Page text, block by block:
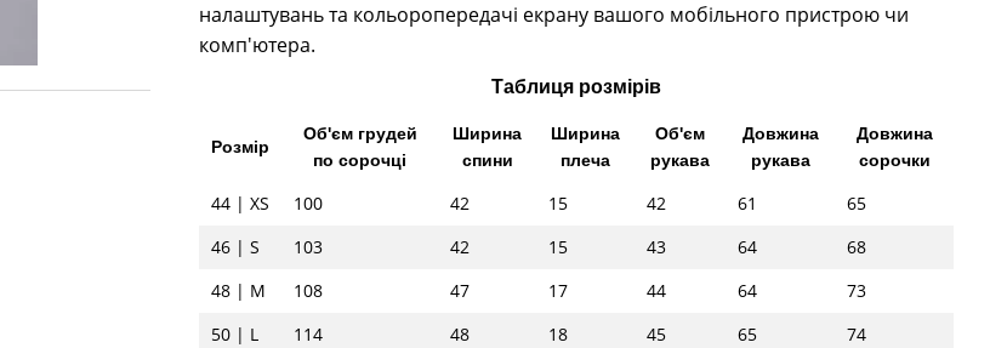
налаштувань та кольоропередачі екрану вашого мобільного пристрою чи
комп'ютера.
Таблиця розмірів
Розмір
Об'єм грудей
по сорочці
Ширина
спини
Ширина
плеча
Об'єм
рукава
Довжина
рукава
Довжина
сорочки
44 | XS 100 42 15 42 61
65
46 | S
103 42 15 43 64
68
48 | M
108 47 17 44 64
73
50 | L
114 48 18 45 65
74